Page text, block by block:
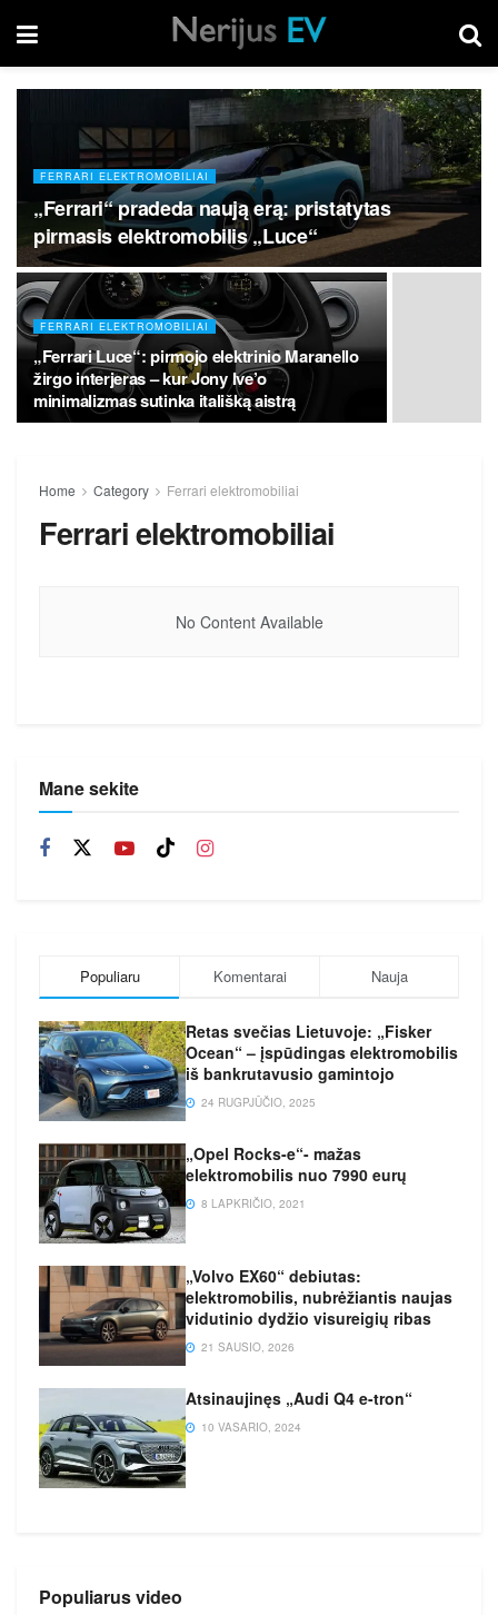
FERRARI ELEKTROMOBILIAI
„Ferrari“ pradeda naują erą: pristatytas
pirmasis elektromobilis „Luce“
FERRARI ELEKTROMOBILIAI
„Ferrari Luce“: pirmojo elektrinio Maranello
žirgo interjeras – kur Jony Ive’o
minimalizmas sutinka itališką aistrą
Home Category Ferrari elektromobiliai
Ferrari elektromobiliai
No Content Available
Mane sekite
Populiaru Komentarai Nauja
Retas svečias Lietuvoje: „Fisker
Ocean“ – įspūdingas elektromobilis
iš bankrutavusio gamintojo
24 RUGPJŪČIO, 2025
„Opel Rocks-e“- mažas
elektromobilis nuo 7990 eurų
8 LAPKRIČIO, 2021
„Volvo EX60“ debiutas:
elektromobilis, nubrėžiantis naujas
vidutinio dydžio visureigių ribas
21 SAUSIO, 2026
Atsinaujinęs „Audi Q4 e-tron“
10 VASARIO, 2024
Populiarus video